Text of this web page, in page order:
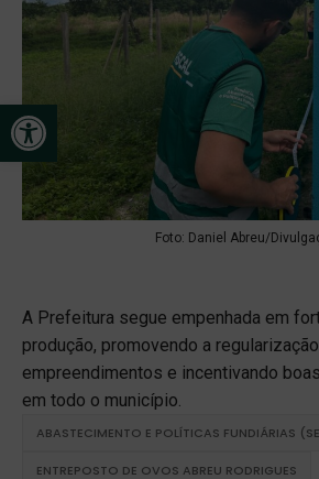
Open toolbar
Foto: Daniel Abreu/
A Prefeitura segue empenhada em
produção, promovendo a
empreendimentos e incentivando
em todo o município.
ABASTECIMENTO E POLÍTICAS FUNDIÁRIAS
ENTREPOSTO DE OVOS ABREU RODRIGUES